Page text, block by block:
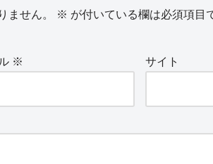
ません。 ※ が付いている欄は必須項目
※ サイト